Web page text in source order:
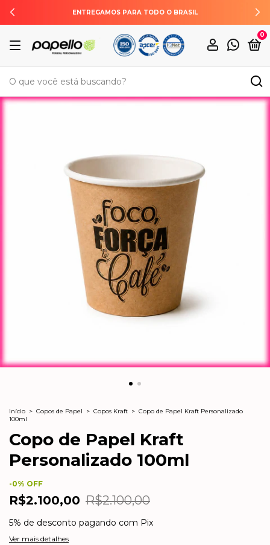
ENTREGAMOS PARA TODO O BRASIL
0
Início > Copos de Papel > Copos Kraft > Copo de Papel Kraft Personalizado
100ml
Copo de Papel Kraft
Personalizado 100ml
-0% OFF
R$2.100,00 R$2.100,00
5% de desconto pagando com Pix
Ver mais detalhes